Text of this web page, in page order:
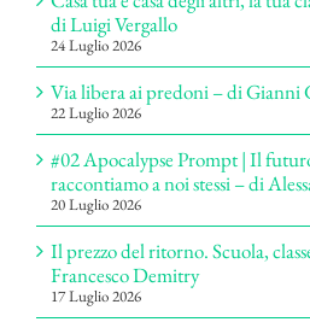
di Luigi Vergallo
24 Luglio 2026
Via libera ai predoni – di Gianni
22 Luglio 2026
#02 Apocalypse Prompt | Il
raccontiamo a noi stessi – di
20 Luglio 2026
Il prezzo del ritorno. Scuola,
Francesco Demitry
17 Luglio 2026